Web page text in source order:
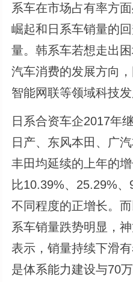
系车在市场占有率方
崛起和日系车销量的
量。韩系车若想走出
汽车消费的发展方向
智能网联等领域科技发
日系合资车企2017年
日产、东风本田、广
丰田均延续的上年的
比10.39%、25.29%
不同程度的正增长。
系车销量跌势明显，
表示，销量持续下滑
是体系能力建设与70